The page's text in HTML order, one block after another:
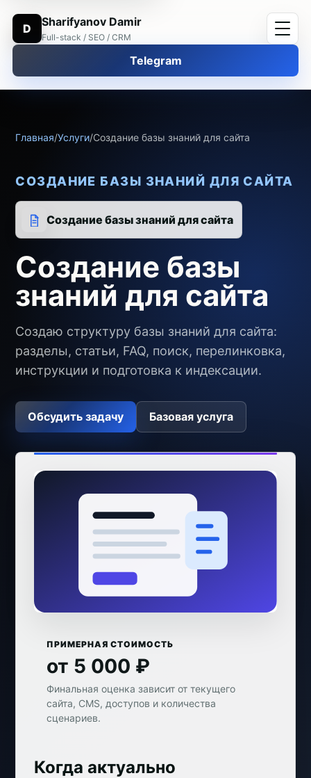
D Sharifyanov Damir
Full-stack / SEO / CRM
Telegram
Главная/Услуги/Создание базы знаний для сайта
СОЗДАНИЕ БАЗЫ ЗНАНИЙ ДЛЯ САЙТА
Создание базы знаний для сайта
Создание базы
знаний для сайта
Создаю структуру базы знаний для сайта:
разделы, статьи, FAQ, поиск, перелинковка,
инструкции и подготовка к индексации.
Обсудить задачу Базовая услуга
ПРИМЕРНАЯ СТОИМОСТЬ
от 5 000 ₽
Финальная оценка зависит от текущего
сайта, CMS, доступов и количества
сценариев.
Когда актуально